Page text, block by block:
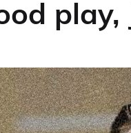
play,